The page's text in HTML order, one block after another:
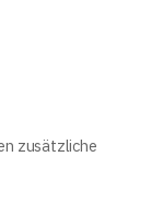
zusätzliche